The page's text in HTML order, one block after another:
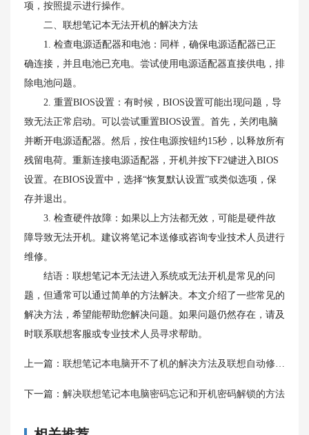
项，按照提示进行操作。
二、联想笔记本无法开机的解决方法
1. 检查电源适配器和电池：同样，确保电源适配器已正
确连接，并且电池已充电。尝试使用电源适配器直接供电，排
除电池问题。
2. 重置BIOS设置：有时候，BIOS设置可能出现问题，导
致无法正常启动。可以尝试重置BIOS设置。首先，关闭电脑
并断开电源适配器。然后，按住电源按钮约15秒，以释放所有
残留电荷。重新连接电源适配器，开机并按下F2键进入BIOS
设置。在BIOS设置中，选择“恢复默认设置”或类似选项，保
存并退出。
3. 检查硬件故障：如果以上方法都无效，可能是硬件故
障导致无法开机。建议将笔记本送修或咨询专业技术人员进行
维修。
结语：联想笔记本无法进入系统或无法开机是常见的问
题，但通常可以通过简单的方法解决。本文介绍了一些常见的
解决方法，希望能帮助您解决问题。如果问题仍然存在，请及
时联系联想客服或专业技术人员寻求帮助。
上一篇： 联想笔记本电脑开不了机的解决方法及联想自动修复问题
下一篇： 解决联想笔记本电脑密码忘记和开机密码解锁的方法